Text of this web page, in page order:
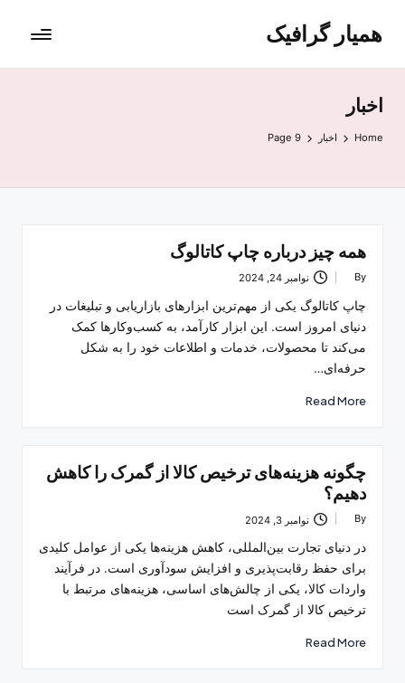
همیار گرافیک
اخبار
Home اخبار Page 9
همه چیز درباره چاپ کاتالوگ
Posted
By نوامبر 24, 2024
چاپ کاتالوگ یکی از مهم‌ترین ابزارهای بازاریابی و تبلیغات در
دنیای امروز است. این ابزار کارآمد، به کسب‌وکارها کمک
می‌کند تا محصولات، خدمات و اطلاعات خود را به شکل
حرفه‌ای…
Read More
چگونه هزینه‌های ترخیص کالا از گمرک را کاهش
دهیم؟
Posted
By نوامبر 3, 2024
در دنیای تجارت بین‌المللی، کاهش هزینه‌ها یکی از عوامل کلیدی
برای حفظ رقابت‌پذیری و افزایش سودآوری است. در فرآیند
واردات کالا، یکی از چالش‌های اساسی، هزینه‌های مرتبط با
ترخیص کالا از گمرک است
Read More